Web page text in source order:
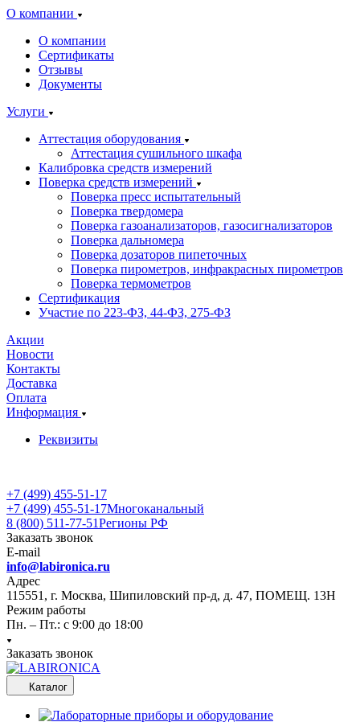
О компании
О компании
Сертификаты
Отзывы
Документы
Услуги
Аттестация оборудования
Аттестация сушильного шкафа
Калибровка средств измерений
Поверка средств измерений
Поверка пресс испытательный
Поверка твердомера
Поверка газоанализаторов, газосигнализаторов
Поверка дальномера
Поверка дозаторов пипеточных
Поверка пирометров, инфракрасных пирометров
Поверка термометров
Сертификация
Участие по 223-ФЗ, 44-ФЗ, 275-ФЗ
Акции
Новости
Контакты
Доставка
Оплата
Информация
Реквизиты
+7 (499) 455-51-17
+7 (499) 455-51-17Многоканальный
8 (800) 511-77-51Регионы РФ
Заказать звонок
E-mail
info@labironica.ru
Адрес
115551, г. Москва, Шипиловский пр-д, д. 47, ПОМЕЩ. 13Н
Режим работы
Пн. – Пт.: с 9:00 до 18:00
Заказать звонок
Каталог